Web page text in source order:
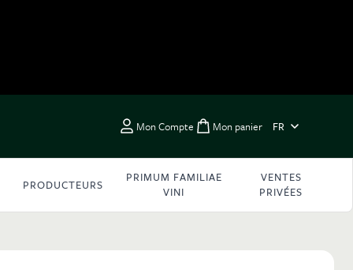
Mon Compte Toggle minicart,
Mon panier FR
PRODUCTEURS
PRIMUM FAMILIAE
VINI
VENTES
PRIVÉES